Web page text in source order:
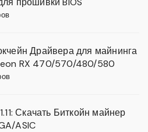
Драйвера для майнинга
RX 470/570/480/580
Скачать Биткойн майнер
ASIC